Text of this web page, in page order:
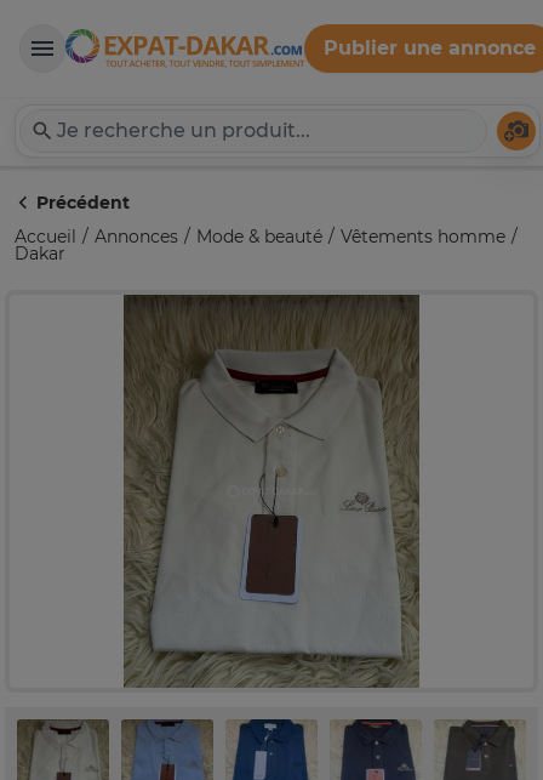
Expat-Dakar
Publier une annonce
Précédent
Accueil
Annonces Mode & beauté Vêtements homme
Dakar